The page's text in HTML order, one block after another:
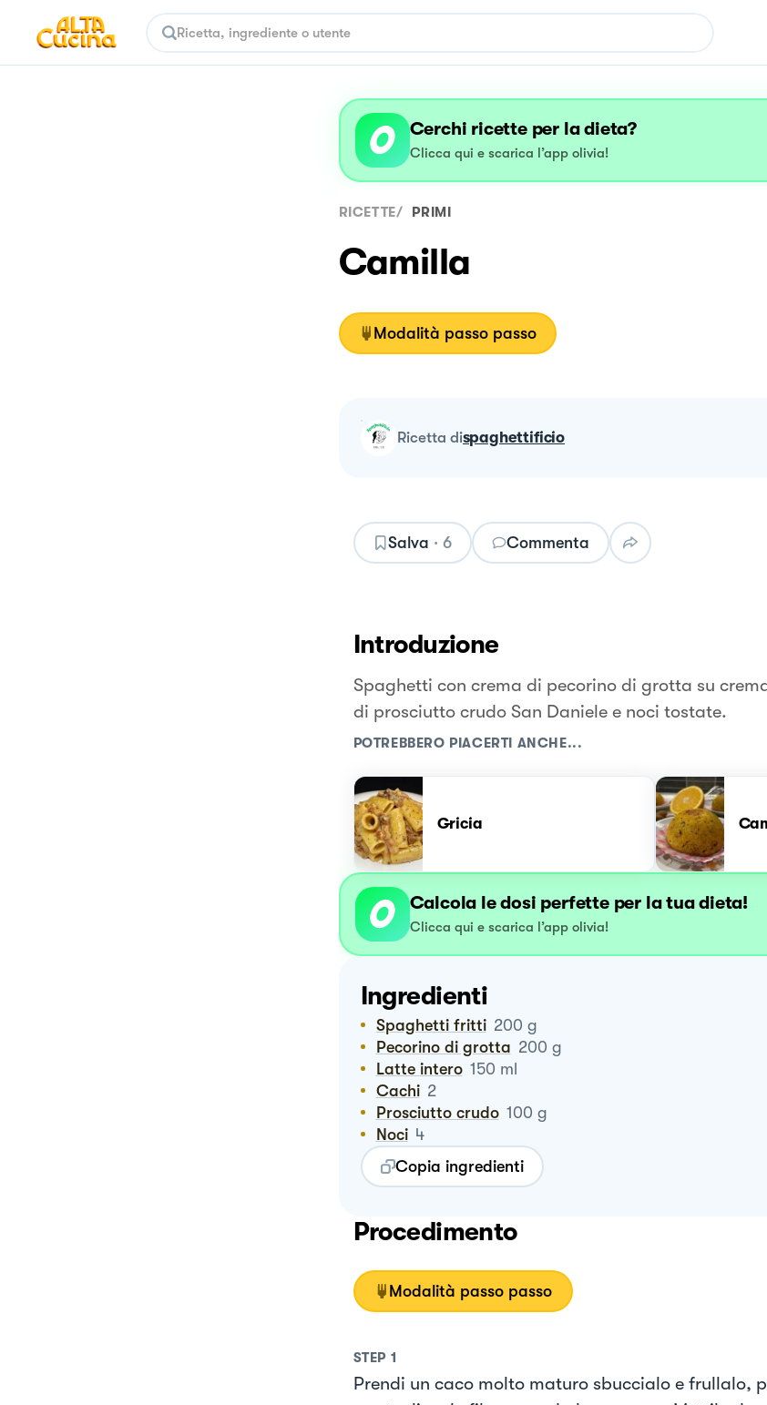
Cerchi ricette per la dieta?
Clicca qui e scarica l’app olivia!
RICETTE/ PRIMI
Camilla
Modalità passo passo
ricetta dispaghettificio
Salva · 6 Commenta
Introduzione
Spaghetti con crema di pecorino di grotta su
di prosciutto crudo San Daniele e noci tostate.
POTREBBERO PIACERTI ANCHE...
Gricia
Calcola le dosi perfette per la tua dieta!
Clicca qui e scarica l’app olivia!
Ingredienti
Spaghetti fritti 200 g
Pecorino di grotta 200 g
Latte intero 150 ml
Cachi 2
Prosciutto crudo 100 g
Noci 4
Copia ingredienti
Procedimento
Modalità passo passo
STEP 1
Prendi un caco molto maturo sbuccialo e frullalo,